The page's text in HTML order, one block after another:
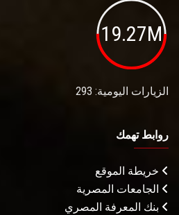
19.27M
الزيارات اليومية: 293
روابط تهمك
خريطة الموقع
الجامعات المصرية
بنك المعرفة المصري